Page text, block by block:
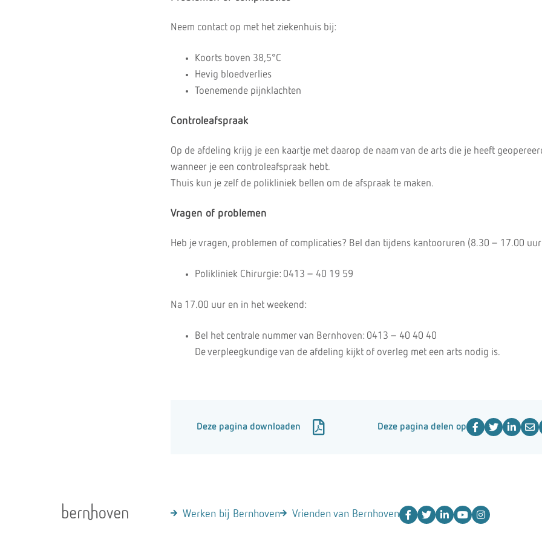
Neem contact op met het ziekenhuis bij:
Koorts boven 38,5°C
Hevig bloedverlies
Toenemende pijnklachten
Controleafspraak
Op de afdeling krijg je een kaartje met daarop de naam van de arts die je heeft
wanneer je een controleafspraak hebt.
Thuis kun je zelf de polikliniek bellen om de afspraak te maken.
Vragen of problemen
Heb je vragen, problemen of complicaties? Bel dan tijdens kantooruren (8.30 – 17.00
Polikliniek Chirurgie: 0413 – 40 19 59
Na 17.00 uur en in het weekend:
Bel het centrale nummer van Bernhoven: 0413 – 40 40 40
De verpleegkundige van de afdeling kijkt of overleg met een arts nodig is.
Deze pagina downloaden Deze pagina delen op
Werken bij Bernhoven Vrienden van Bernhoven